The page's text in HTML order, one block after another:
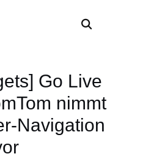
Go Live
nimmt
Navigation